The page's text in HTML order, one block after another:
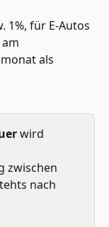
1%, für E-Autos
als
wird
zwischen
nach